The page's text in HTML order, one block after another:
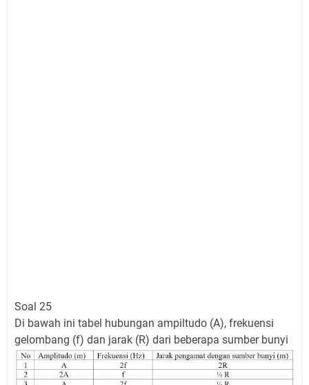
Soal 25
Di bawah ini tabel hubungan ampiltudo (A), frekuensi
gelombang (f) dan jarak (R) dari beberapa sumber bunyi